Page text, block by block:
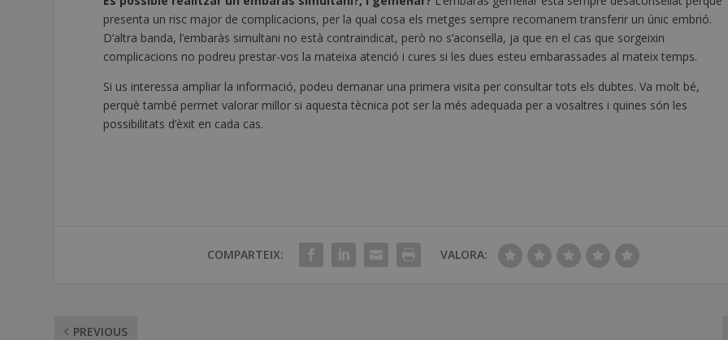
presenta un risc major de complicacions, per la qual cosa els metges sempre recomanem transferir un únic embrió.
D’altra banda, l’embaràs simultani no està contraindicat, però no s’aconsella, ja que en el cas que sorgeixin
complicacions no podreu prestar-vos la mateixa atenció i cures si les dues esteu embarassades al mateix temps.
Si us interessa ampliar la informació, podeu demanar una primera visita per consultar tots els dubtes. Va molt bé,
perquè també permet valorar millor si aquesta tècnica pot ser la més adequada per a vosaltres i quines són les
possibilitats d’èxit en cada cas.
COMPARTEIX: VALORA:
PREVIOUS